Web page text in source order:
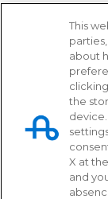
Tangenziale di
Via Cintia,
80126 - Napoli
This
about
the
X at
and